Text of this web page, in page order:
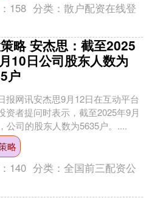
158 分类：散户配资在线登
略 安杰思：截至2025
10日公司股东人数为
户
报网讯安杰思9月12日在互动平台
资者提问时表示，截至2025年9月
公司的股东人数为5635户。....
略
140 分类：全国前三配资公